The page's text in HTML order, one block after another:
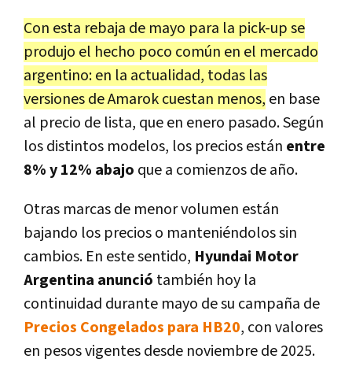
Con esta rebaja de mayo para la pick-up se
produjo el hecho poco común en el mercado
argentino: en la actualidad, todas las
versiones de Amarok cuestan menos, en base
al precio de lista, que en enero pasado. Según
los distintos modelos, los precios están entre
8% y 12% abajo que a comienzos de año.
Otras marcas de menor volumen están
bajando los precios o manteniéndolos sin
cambios. En este sentido, Hyundai Motor
Argentina anunció también hoy la
continuidad durante mayo de su campaña de
Precios Congelados para HB20, con valores
en pesos vigentes desde noviembre de 2025.